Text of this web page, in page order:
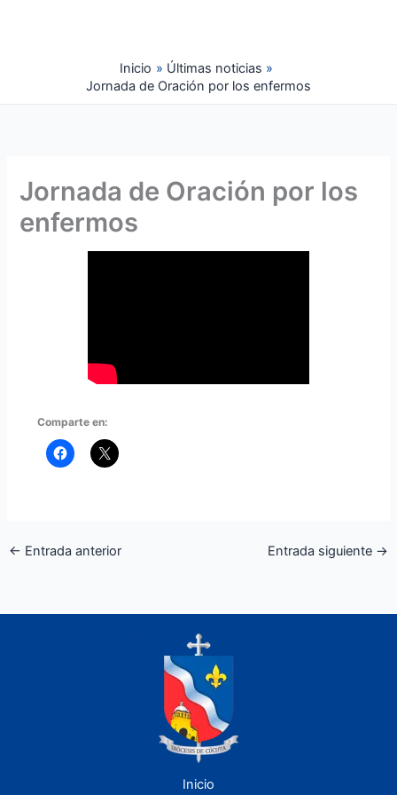
Inicio
Últimas noticias
Jornada de Oración por los enfermos
Jornada de Oración por los
enfermos
Comparte en:
← Entrada anterior Entrada siguiente →
Inicio